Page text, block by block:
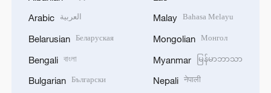
Arabic العربية
Belarusian Беларуская
Bengali বাংলা
Bulgarian Български
Malay Bahasa Melayu
Mongolian Монгол
Myanmar မြန်မာဘာသာ
Nepali नेपाली